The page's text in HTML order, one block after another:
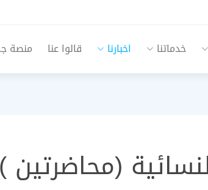
خدماتنا اخبارنا قالوا عنا منصة
(محاضرتين